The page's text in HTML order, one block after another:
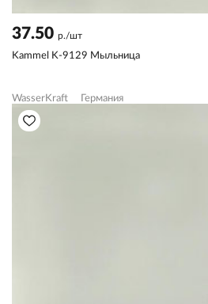
37.50 р./шт
Kammel K-9129 Мыльница
WasserKraft Германия